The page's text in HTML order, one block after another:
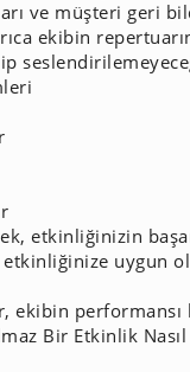
ve müşteri geri
ekibin
etkinliğinizin
etkinliğinize uygun
ekibin
Bir Etkinlik